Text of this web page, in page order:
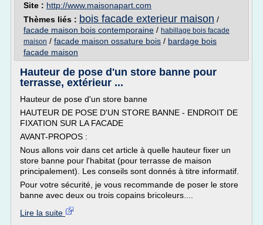
Site : http://www.maisonapart.com
Thèmes liés : bois facade exterieur maison /
facade maison bois contemporaine / habillage bois facade
maison / facade maison ossature bois / bardage bois
facade maison
Hauteur de pose d'un store banne pour
terrasse, extérieur ...
Hauteur de pose d'un store banne
HAUTEUR DE POSE D'UN STORE BANNE - ENDROIT DE
FIXATION SUR LA FACADE
AVANT-PROPOS :
Nous allons voir dans cet article à quelle hauteur fixer un
store banne pour l'habitat (pour terrasse de maison
principalement). Les conseils sont donnés à titre informatif.
Pour votre sécurité, je vous recommande de poser le store
banne avec deux ou trois copains bricoleurs....
Lire la suite